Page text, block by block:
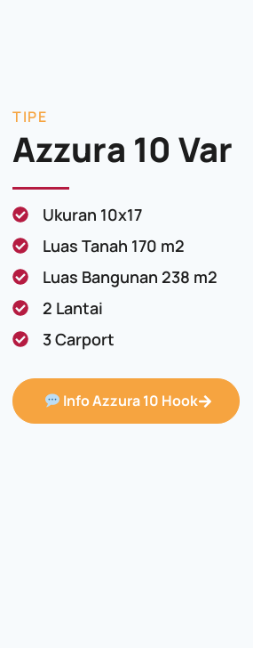
TIPE
Azzura 10 Var
Ukuran 10x17
Luas Tanah 170 m2
Luas Bangunan 238 m2
2 Lantai
3 Carport
Info Azzura 10 Hook